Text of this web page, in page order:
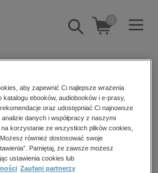
Pokaż/schowaj
wyszukiwarkę
0
wnętrz
gospodarka
Bielecki
aby zapewnić Ci najlepsze wrażenia
ebooków, audiobooków i e-prasy,
oraz udostępniać Ci najnowsze
danych i współpracy z naszymi
korzystanie ze wszystkich plików cookies,
również dostosować swoje
Pamiętaj, że zawsze możesz
ustawienia cookies lub
Zaufani partnerzy